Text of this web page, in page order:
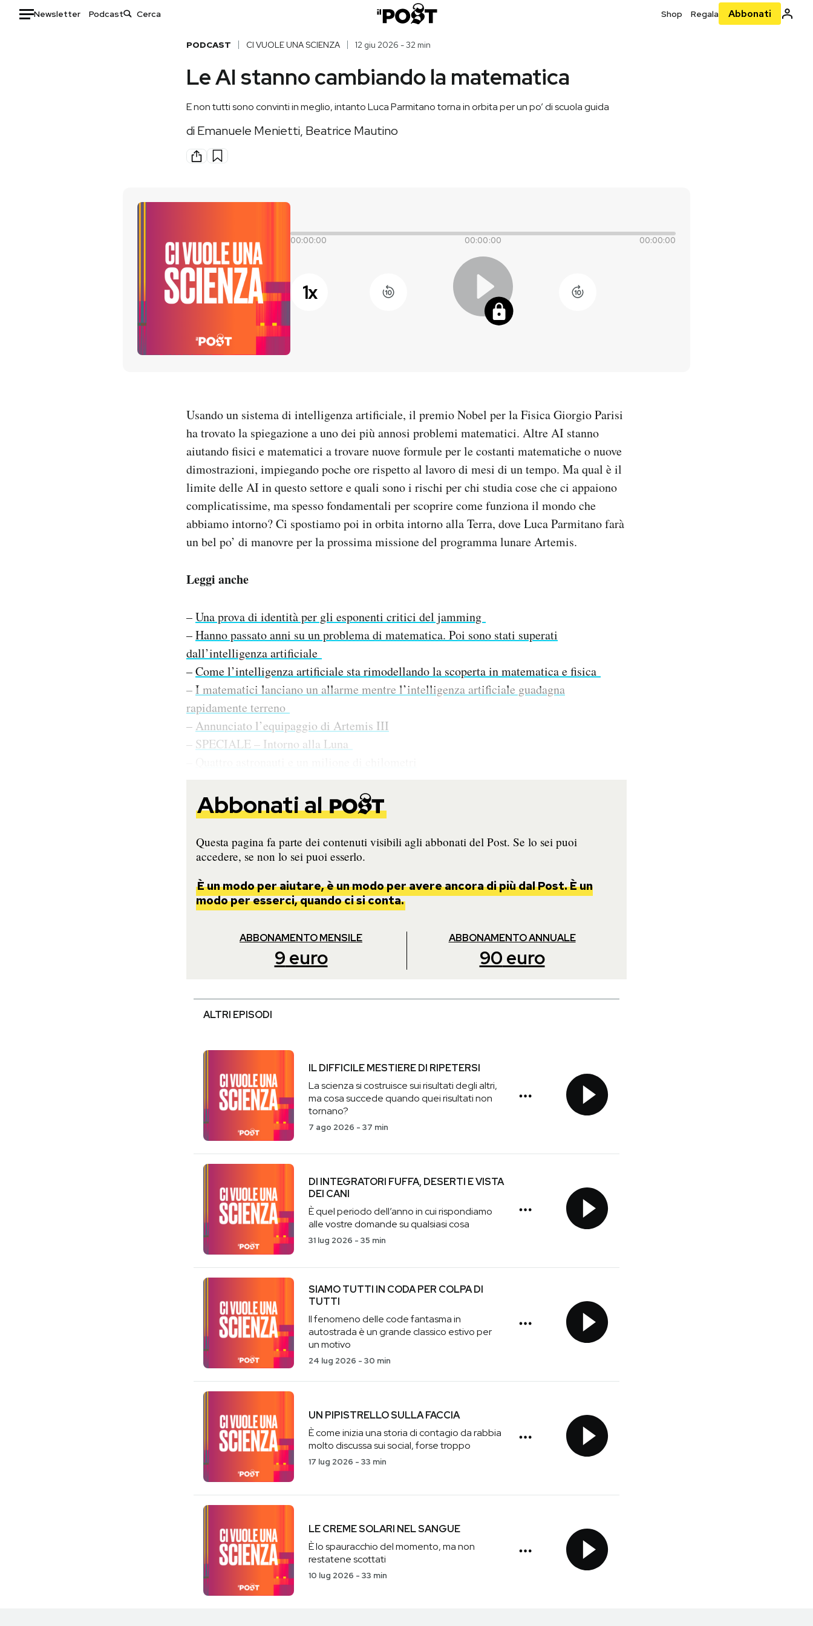
Newsletter Podcast Shop Regala Abbonati
Consumismi
Storie/Idee
Mondiali calcio 2026
PODCAST CI VUOLE UNA SCIENZA 12 giu 2026 - 32 min
Le AI stanno cambiando la matematica
E non tutti sono convinti in meglio, intanto Luca Parmitano torna in orbita per un po’ di scuola guida
diEmanuele Menietti, Beatrice Mautino
00:00:00 00:00:00 00:00:00
1x
Usando un sistema di intelligenza artificiale, il premio Nobel per la Fisica Giorgio Parisi
ha trovato la spiegazione a uno dei più annosi problemi matematici. Altre AI stanno
aiutando fisici e matematici a trovare nuove formule per le costanti matematiche o nuove
dimostrazioni, impiegando poche ore rispetto al lavoro di mesi di un tempo. Ma qual è il
limite delle AI in questo settore e quali sono i rischi per chi studia cose che ci appaiono
complicatissime, ma spesso fondamentali per scoprire come funziona il mondo che
abbiamo intorno? Ci spostiamo poi in orbita intorno alla Terra, dove Luca Parmitano farà
un bel po’ di manovre per la prossima missione del programma lunare Artemis.
Leggi anche
–Una prova di identità per gli esponenti critici del jamming
–Hanno passato anni su un problema di matematica. Poi sono stati superati
dall’intelligenza artificiale
–Come l’intelligenza artificiale sta rimodellando la scoperta in matematica e fisica
–I matematici lanciano un allarme mentre l’intelligenza artificiale guadagna
rapidamente terreno
– Annunciato l’equipaggio di Artemis III
– SPECIALE – Intorno alla Luna
Abbonati al
Questa pagina fa parte dei contenuti visibili agli abbonati del Post. Se lo sei puoi
accedere, se non lo sei puoi esserlo.
È un modo per aiutare, è un modo per avere ancora di più dal Post. È un
modo per esserci, quando ci si conta.
ABBONAMENTO MENSILE
9 euro
ABBONAMENTO ANNUALE
90 euro
ALTRI EPISODI
IL DIFFICILE MESTIERE DI RIPETERSI
La scienza si costruisce sui risultati degli altri,
ma cosa succede quando quei risultati non
tornano?
7 ago 2026 - 37 min
DI INTEGRATORI FUFFA, DESERTI E VISTA
DEI CANI
È quel periodo dell’anno in cui rispondiamo
alle vostre domande su qualsiasi cosa
31 lug 2026 - 35 min
SIAMO TUTTI IN CODA PER COLPA DI
TUTTI
Il fenomeno delle code fantasma in
autostrada è un grande classico estivo per
un motivo
24 lug 2026 - 30 min
UN PIPISTRELLO SULLA FACCIA
È come inizia una storia di contagio da rabbia
molto discussa sui social, forse troppo
17 lug 2026 - 33 min
LE CREME SOLARI NEL SANGUE
È lo spauracchio del momento, ma non
restatene scottati
10 lug 2026 - 33 min